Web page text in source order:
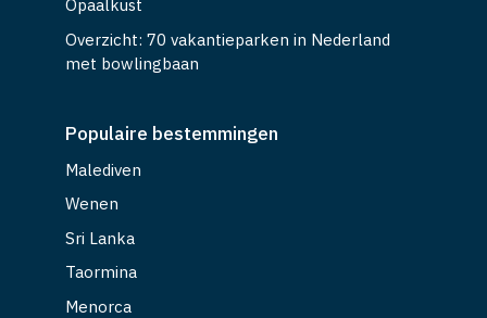
Opaalkust
Overzicht: 70 vakantieparken in Nederland
met bowlingbaan
Populaire bestemmingen
Malediven
Wenen
Sri Lanka
Taormina
Menorca